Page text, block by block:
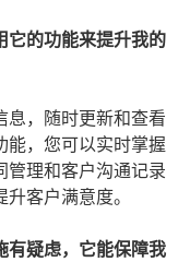
它的功能来提升我的
息，随时更新和查看
能，您可以实时掌握
管理和客户沟通记录
客户满意度。
有疑虑，它能保障我